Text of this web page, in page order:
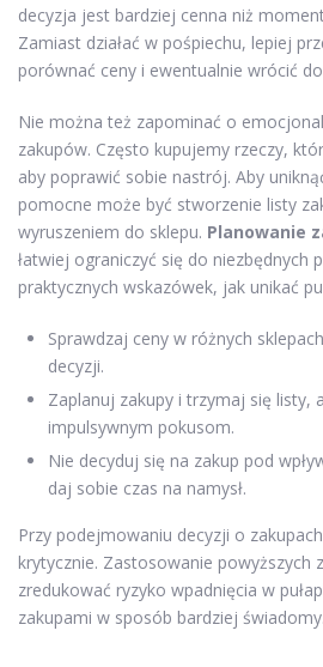
decyzja jest bardziej cenna niż
Zamiast działać w pośpiechu, lepiej
porównać ceny i ewentualnie wrócić
Nie można też zapominać o
zakupów. Często kupujemy rzeczy,
aby poprawić sobie nastrój. Aby
pomocne może być stworzenie listy
wyruszeniem do sklepu. Planowanie
łatwiej ograniczyć się do niezbędnych
praktycznych wskazówek, jak unikać
Sprawdzaj ceny w różnych
decyzji.
Zaplanuj zakupy i trzymaj się listy,
impulsywnym pokusom.
Nie decyduj się na zakup pod
daj sobie czas na namysł.
Przy podejmowaniu decyzji o
krytycznie. Zastosowanie powyższych
zredukować ryzyko wpadnięcia w
zakupami w sposób bardziej świadomy.